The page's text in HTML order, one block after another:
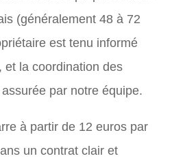
(généralement 48 à 72
est tenu informé
et la coordination des
par notre équipe.
à partir de 12 euros par
un contrat clair et